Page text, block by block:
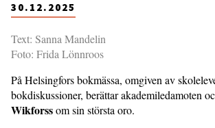
30.12.2025
Text: Sanna Mandelin
Foto: Frida Lönnroos
På Helsingfors bokmässa, omgiven av
bokdiskussioner, berättar akademiledamoten
Wikforssom sin största oro.